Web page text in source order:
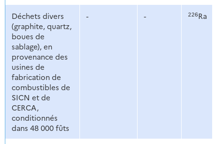
Déchets divers
(graphite, quartz,
boues de
sablage), en
provenance des
usines de
fabrication de
combustibles de
SICN et de
CERCA,
conditionnés
dans 48 000 fûts
- - 226Ra